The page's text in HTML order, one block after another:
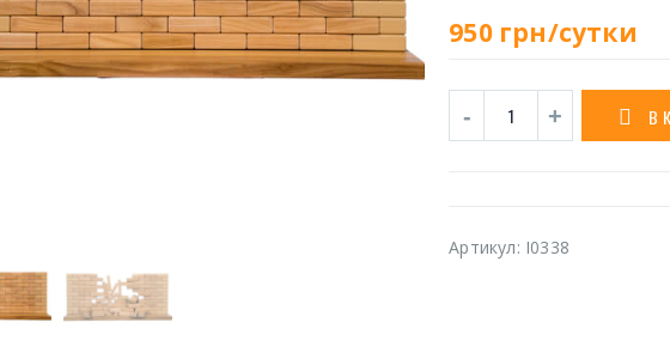
950 грн/сутки
В
Артикул: I0338